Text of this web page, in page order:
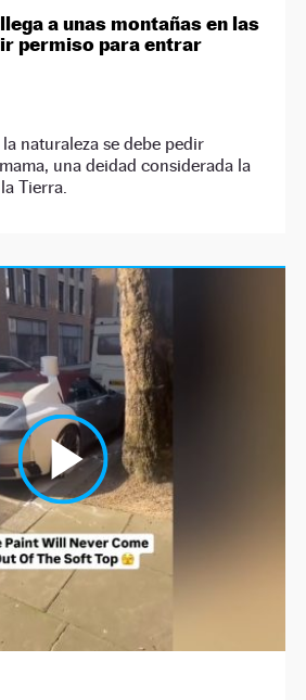
a unas montañas en las
permiso para entrar
naturaleza se debe pedir
una deidad considerada la
Tierra.